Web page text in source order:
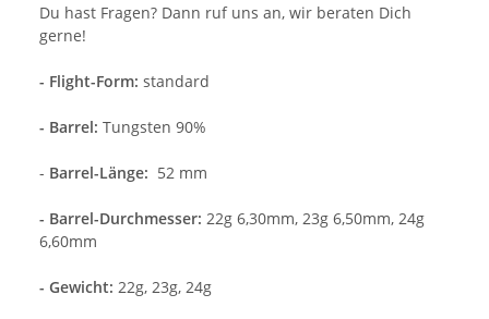
Du hast Fragen? Dann ruf uns an, wir beraten Dich
gerne!
- Flight-Form: standard
- Barrel: Tungsten 90%
- Barrel-Länge: 52 mm
- Barrel-Durchmesser: 22g 6,30mm, 23g 6,50mm, 24g
6,60mm
- Gewicht: 22g, 23g, 24g